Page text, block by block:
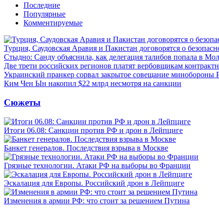
Последние
Популярные
Комментируемые
Турция, Саудовская Аравия и Пакистан договорятся о
Стыдно: Санду объяснила, как делегация талибов попала в
Две трети российских регионов платят вербовщикам
Украинский пранкер сорвал закрытое совещание минобороны
Ким Чен Ын накопил $22 млрд несмотря на санкции
Сюжеты
Итоги 06.08: Санкции против РФ и дрон в Лейпциге
Банкет генералов. Последствия взрыва в Москве
Грязные технологии. Атаки РФ на выборы во Франции
Эскалация для Европы. Российский дрон в Лейпциге
Изменения в армии РФ: что стоит за решением Путина